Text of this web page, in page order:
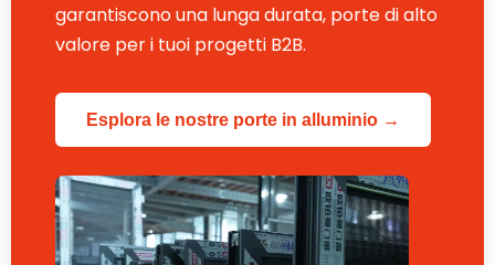
garantiscono una lunga durata, porte di alto
valore per i tuoi progetti B2B.
Esplora le nostre porte in alluminio →